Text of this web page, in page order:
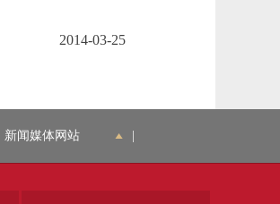
2014-03-25
新闻媒体网站